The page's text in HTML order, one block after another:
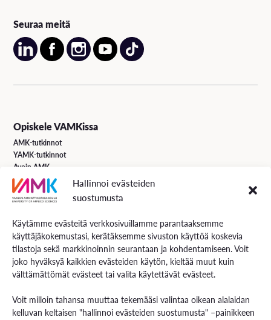
Hallinnoi evästeiden
suostumusta
Käytämme evästeitä verkkosivuillamme parantaaksemme
käyttäjäkokemustasi, kerätäksemme sivuston käyttöä koskevia
tilastoja sekä markkinoinnin seurantaan ja kohdentamiseen. Voit
joko hyväksyä kaikkien evästeiden käytön, kieltää muut kuin
välttämättömät evästeet tai valita käytettävät evästeet.
Voit milloin tahansa muuttaa tekemääsi valintaa oikean alalaidan
kelluvan keltaisen "hallinnoi evästeiden suostumusta" –painikkeen
Seuraa meitä
Opiskele VAMKissa
AMK-tutkinnot
YAMK-tutkinnot
Avoin AMK
Erikoistumiskoulutukset
Täydennyskoulutus
Hakuohjeet
VAMK Palvelut
Tutkimus ja kehitys
Palvelut työelämälle
Rekryä opiskelijoita
Energiaa-verkkolehti